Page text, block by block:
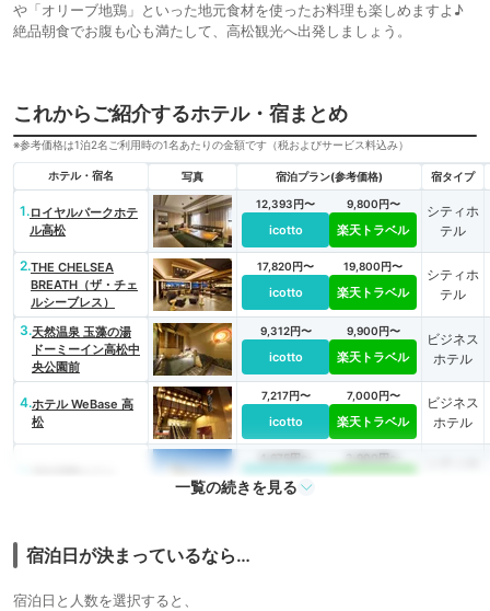
や「オリーブ地鶏」といった地元食材を使ったお料理も楽しめますよ♪
絶品朝食でお腹も心も満たして、高松観光へ出発しましょう。
これからご紹介するホテル・宿まとめ
※参考価格は1泊2名ご利用時の1名あたりの金額です（税およびサービス料込み）
ホテル・宿名 写真 宿泊プラン(参考価格) 宿タイプ
1.ロイヤルパークホテ
ル高松
12,393円〜
icotto
9,800円〜
楽天トラベル
シティホ
テル
2.THE CHELSEA
BREATH（ザ・チェ
ルシーブレス）
17,820円〜
icotto
19,800円〜
楽天トラベル
シティホ
テル
3.天然温泉 玉藻の湯
ドーミーイン高松中
央公園前
9,312円〜
icotto
9,900円〜
楽天トラベル
ビジネス
ホテル
4.ホテル WeBase 高
松
7,217円〜
icotto
7,000円〜
楽天トラベル
ビジネス
ホテル
4,675円〜
icotto
3,900円〜
一覧の続きを見る
宿泊日が決まっているなら…
宿泊日と人数を選択すると、